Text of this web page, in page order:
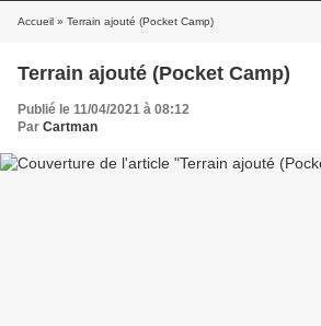
Accueil » Terrain ajouté (Pocket Camp)
Terrain ajouté (Pocket Camp)
Publié le 11/04/2021 à 08:12
Par Cartman